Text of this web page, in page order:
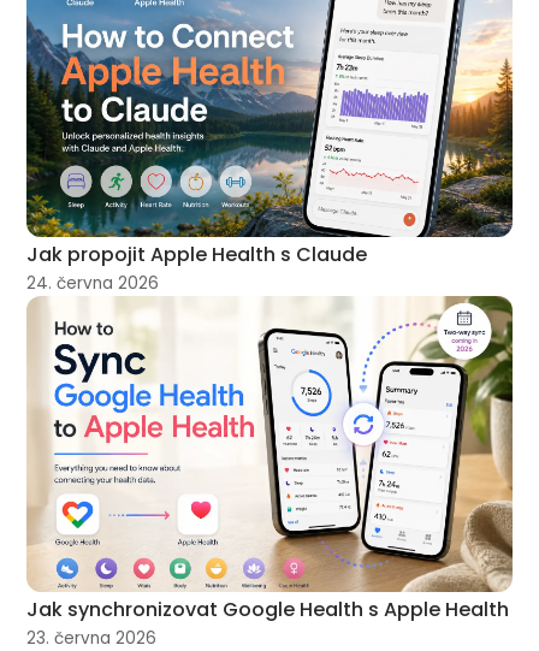
Jak propojit Apple Health s Claude
24. června 2026
Jak synchronizovat Google Health s Apple Health
23. června 2026